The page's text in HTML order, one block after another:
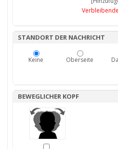
STANDORT DER NACHRICHT
Keine Oberseite
BEWEGLICHER KOPF